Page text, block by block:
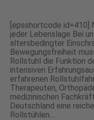
[epsshortcode
jeder Lebenslage Bei
altersbedingter
Bewegungsfreiheit
Rollstuhl die Funktion
intensiven
erfahrenen
Therapeuten,
medizinischen
Deutschland eine
Rollstühlen…